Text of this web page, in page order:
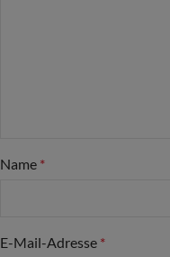
Name *
E-Mail-Adresse *